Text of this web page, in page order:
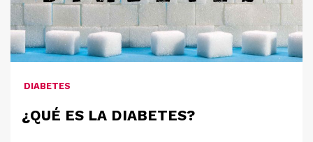
DIABETES
¿QUÉ ES LA DIABETES?